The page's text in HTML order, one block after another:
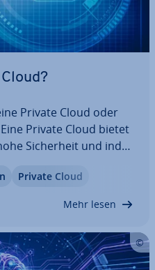
Private Cloud oder
Private Cloud bietet
Si­cher­heit und in­di­
Da­ten­schutz­an­
Private Cloud
Mehr lesen